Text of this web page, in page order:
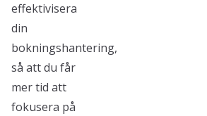
effektivisera
din
bokningshantering,
så att du får
mer tid att
fokusera på